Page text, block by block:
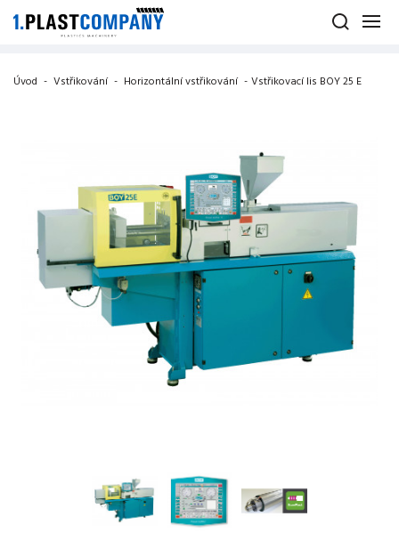
Úvod - Vstřikování - Horizontální vstřikování - Vstřikovací lis BOY 25 E